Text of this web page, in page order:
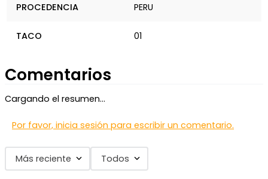
PROCEDENCIA PERU
TACO 01
Comentarios
Cargando el resumen…
Por favor, inicia sesión para escribir un comentario.
Más reciente Todos